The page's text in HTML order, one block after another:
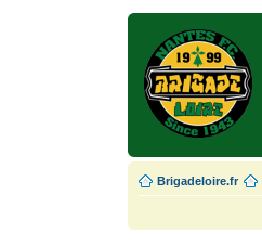
Brigadeloire.fr